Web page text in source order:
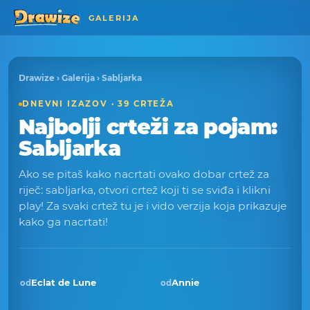
GALERIJA
Drawize › Galerija › Sabljarka
DNEVNI IZAZOV · 39 CRTEŽA
Najbolji crteži za pojam:
Sabljarka
Ako se pitaš kako nacrtati ovako dobar crtež za
riječ: sabljarka, otvori crtež koji ti se sviđa i klikni
play! Za svaki crtež tu je i vido verzija koja prikazuje
kako ga nacrtati!
Pobjednik · pro 2025
od Eclat de Lune odAnnie